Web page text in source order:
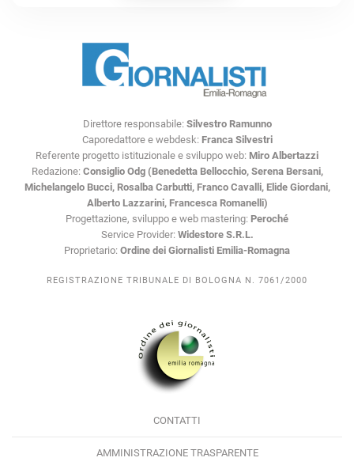
Direttore responsabile: Silvestro Ramunno
Caporedattore e webdesk: Franca Silvestri
Referente progetto istituzionale e sviluppo web: Miro Albertazzi
Redazione: Consiglio Odg (Benedetta Bellocchio, Serena Bersani,
Michelangelo Bucci, Rosalba Carbutti, Franco Cavalli, Elide Giordani,
Alberto Lazzarini, Francesca Romanelli)
Progettazione, sviluppo e web mastering: Peroché
Service Provider: Widestore S.R.L.
Proprietario: Ordine dei Giornalisti Emilia-Romagna
REGISTRAZIONE TRIBUNALE DI BOLOGNA N. 7061/2000
CONTATTI
AMMINISTRAZIONE TRASPARENTE